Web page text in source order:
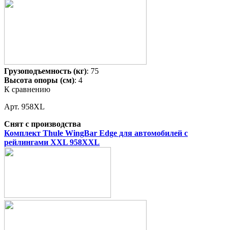
Грузоподъемность (кг): 75
Высота опоры (см): 4
К сравнению
Арт. 958XL
Снят с производства
Комплект Thule WingBar Edge для автомобилей с
рейлингами XXL 958XXL